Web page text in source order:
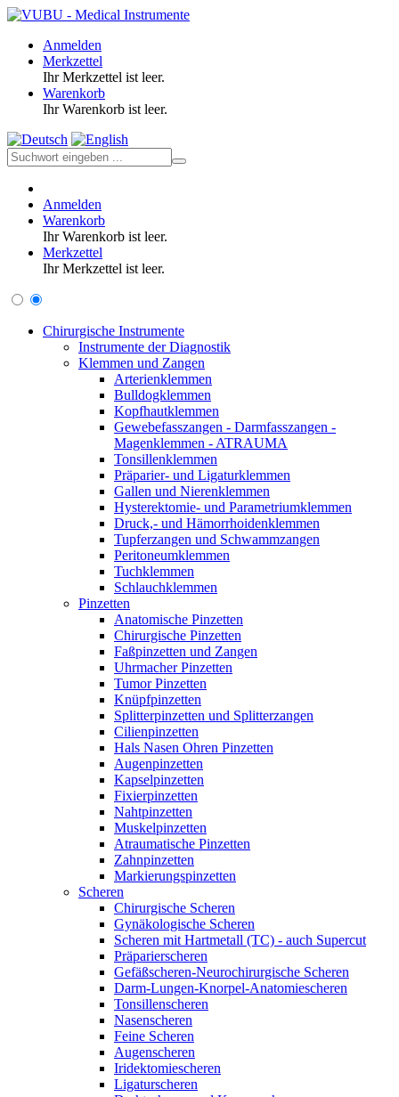
Anmelden
Merkzettel
Ihr Merkzettel ist leer.
Warenkorb
Ihr Warenkorb ist leer.
Anmelden
Warenkorb
Ihr Warenkorb ist leer.
Merkzettel
Ihr Merkzettel ist leer.
Chirurgische Instrumente
Instrumente der Diagnostik
Klemmen und Zangen
Arterienklemmen
Bulldogklemmen
Kopfhautklemmen
Gewebefasszangen - Darmfasszangen -
Magenklemmen - ATRAUMA
Tonsillenklemmen
Präparier- und Ligaturklemmen
Gallen und Nierenklemmen
Hysterektomie- und Parametriumklemmen
Druck,- und Hämorrhoidenklemmen
Tupferzangen und Schwammzangen
Peritoneumklemmen
Tuchklemmen
Schlauchklemmen
Pinzetten
Anatomische Pinzetten
Chirurgische Pinzetten
Faßpinzetten und Zangen
Uhrmacher Pinzetten
Tumor Pinzetten
Knüpfpinzetten
Splitterpinzetten und Splitterzangen
Cilienpinzetten
Hals Nasen Ohren Pinzetten
Augenpinzetten
Kapselpinzetten
Fixierpinzetten
Nahtpinzetten
Muskelpinzetten
Atraumatische Pinzetten
Zahnpinzetten
Markierungspinzetten
Scheren
Chirurgische Scheren
Gynäkologische Scheren
Scheren mit Hartmetall (TC) - auch Supercut
Präparierscheren
Gefäßscheren-Neurochirurgische Scheren
Darm-Lungen-Knorpel-Anatomiescheren
Tonsillenscheren
Nasenscheren
Feine Scheren
Augenscheren
Iridektomiescheren
Ligaturscheren